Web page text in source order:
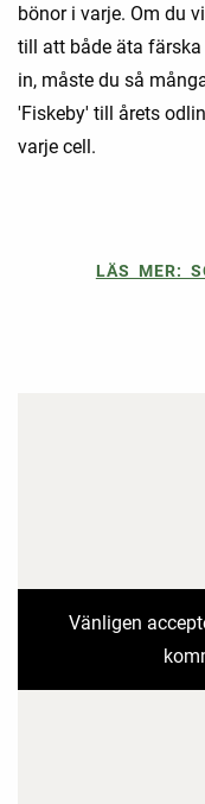
bönor i varje. Om du
till att både äta
in, måste du så
'Fiskeby' till årets
varje cell.
LÄS MER:
Vänligen